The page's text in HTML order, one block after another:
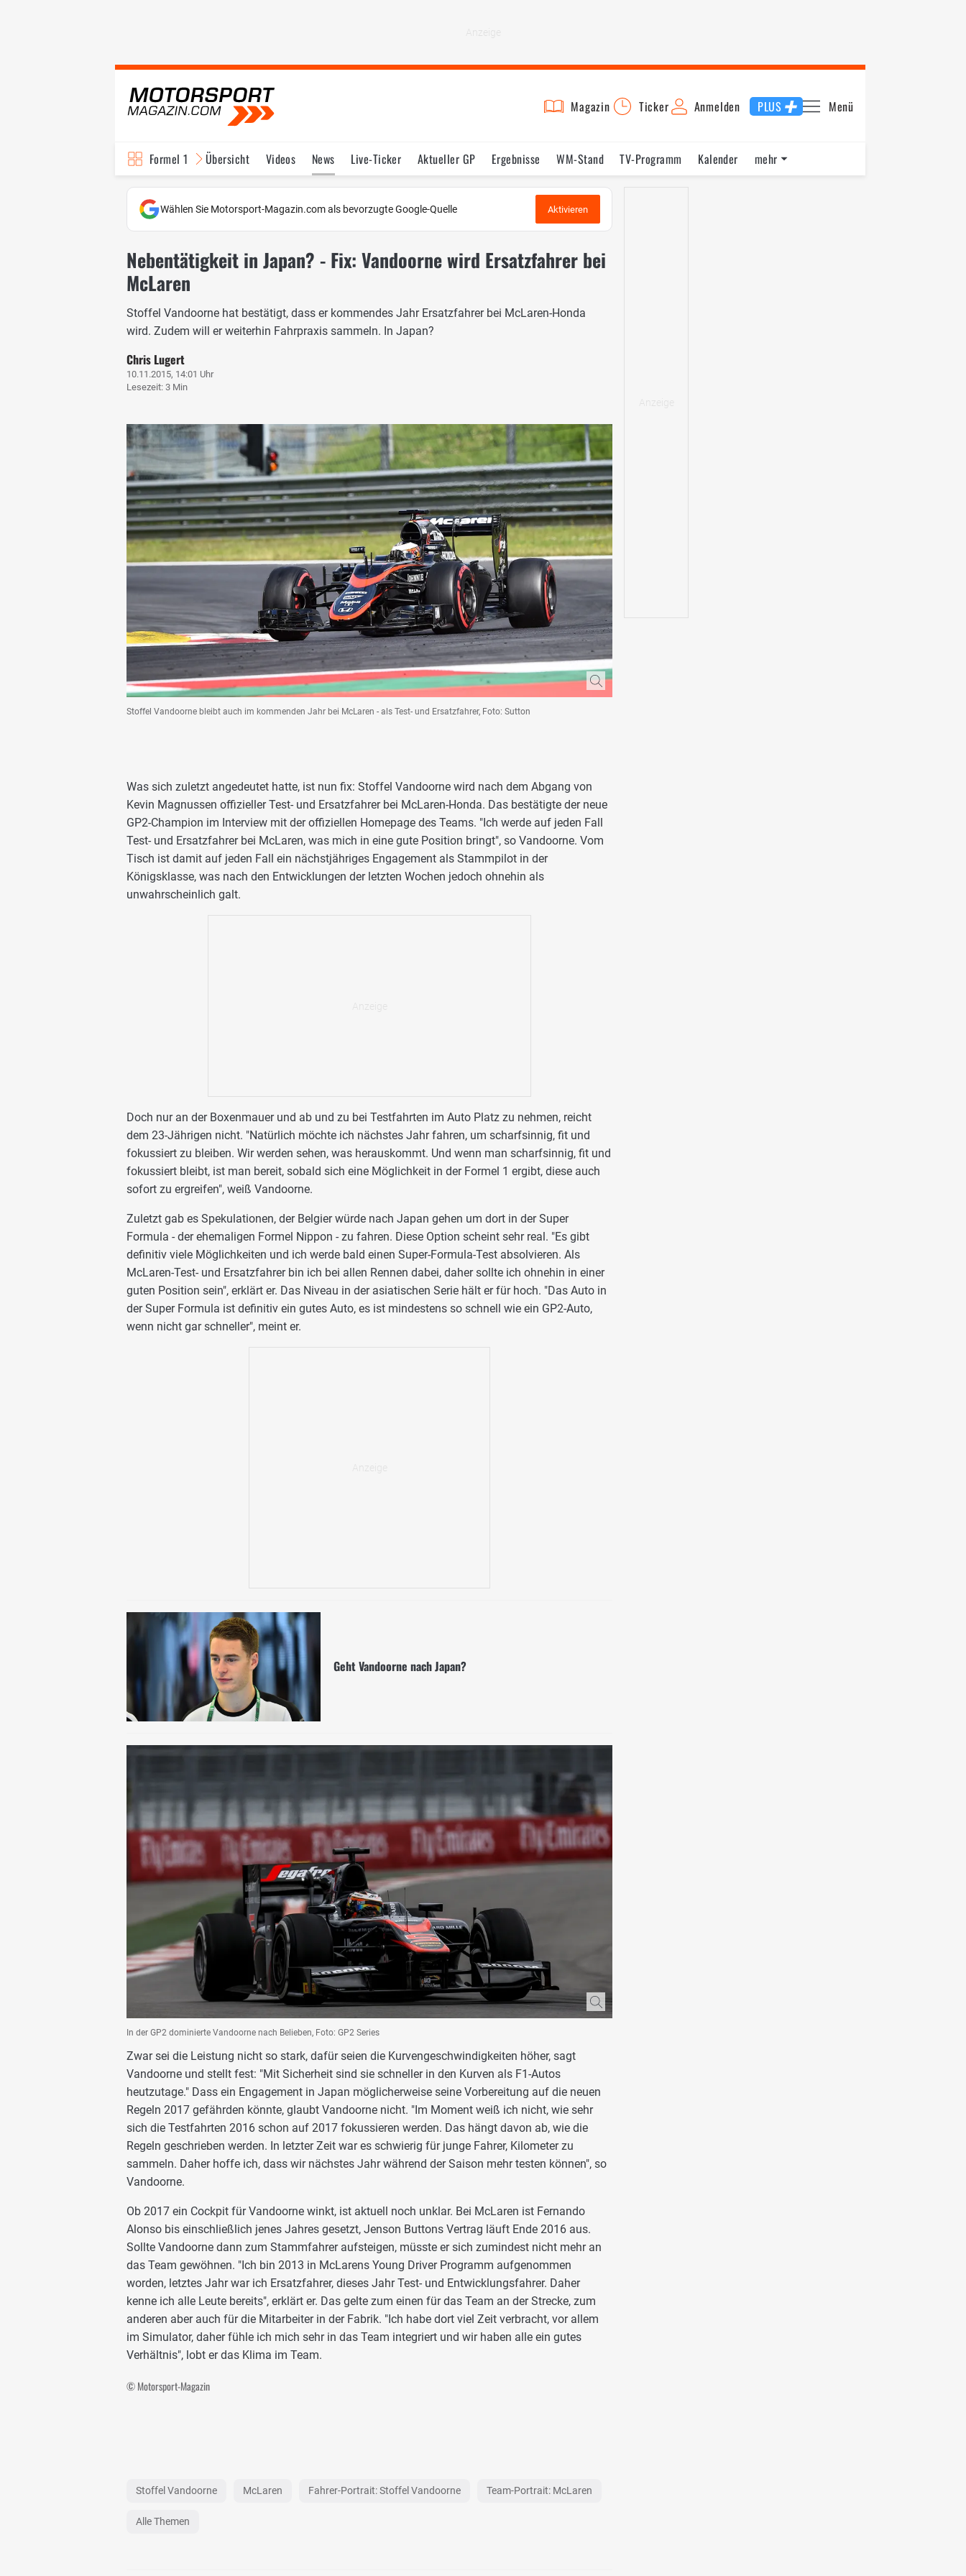
Magazin Ticker Anmelden PLUS Menü
Formel 1 Übersicht Videos News Live-Ticker Aktueller GP Ergebnisse WM-Stand TV-Programm
Kalender
Fahrer & Teams
Bilder Termine Statistik Testfahrten Reglement Lexikon
mehr
Wählen Sie Motorsport-Magazin.com als bevorzugte Google-Quelle Aktivieren
Nebentätigkeit in Japan? - Fix: Vandoorne wird Ersatzfahrer bei
McLaren
Stoffel Vandoorne hat bestätigt, dass er kommendes Jahr Ersatzfahrer bei McLaren-Honda
wird. Zudem will er weiterhin Fahrpraxis sammeln. In Japan?
Chris Lugert
10.11.2015, 14:01 Uhr
Lesezeit: 3 Min
Stoffel Vandoorne bleibt auch im kommenden Jahr bei McLaren - als Test- und Ersatzfahrer, Foto: Sutton
Was sich zuletzt angedeutet hatte, ist nun fix: Stoffel Vandoorne wird nach dem Abgang von
Kevin Magnussen offizieller Test- und Ersatzfahrer bei McLaren-Honda. Das bestätigte der neue
GP2-Champion im Interview mit der offiziellen Homepage des Teams. "Ich werde auf jeden Fall
Test- und Ersatzfahrer bei McLaren, was mich in eine gute Position bringt", so Vandoorne. Vom
Tisch ist damit auf jeden Fall ein nächstjähriges Engagement als Stammpilot in der
Königsklasse, was nach den Entwicklungen der letzten Wochen jedoch ohnehin als
unwahrscheinlich galt.
Doch nur an der Boxenmauer und ab und zu bei Testfahrten im Auto Platz zu nehmen, reicht
dem 23-Jährigen nicht. "Natürlich möchte ich nächstes Jahr fahren, um scharfsinnig, fit und
fokussiert zu bleiben. Wir werden sehen, was herauskommt. Und wenn man scharfsinnig, fit und
fokussiert bleibt, ist man bereit, sobald sich eine Möglichkeit in der Formel 1 ergibt, diese auch
sofort zu ergreifen", weiß Vandoorne.
Zuletzt gab es Spekulationen, der Belgier würde nach Japan gehen um dort in der Super
Formula - der ehemaligen Formel Nippon - zu fahren. Diese Option scheint sehr real. "Es gibt
definitiv viele Möglichkeiten und ich werde bald einen Super-Formula-Test absolvieren. Als
McLaren-Test- und Ersatzfahrer bin ich bei allen Rennen dabei, daher sollte ich ohnehin in einer
guten Position sein", erklärt er. Das Niveau in der asiatischen Serie hält er für hoch. "Das Auto in
der Super Formula ist definitiv ein gutes Auto, es ist mindestens so schnell wie ein GP2-Auto,
wenn nicht gar schneller", meint er.
Geht Vandoorne nach Japan?
In der GP2 dominierte Vandoorne nach Belieben, Foto: GP2 Series
Zwar sei die Leistung nicht so stark, dafür seien die Kurvengeschwindigkeiten höher, sagt
Vandoorne und stellt fest: "Mit Sicherheit sind sie schneller in den Kurven als F1-Autos
heutzutage." Dass ein Engagement in Japan möglicherweise seine Vorbereitung auf die neuen
Regeln 2017 gefährden könnte, glaubt Vandoorne nicht. "Im Moment weiß ich nicht, wie sehr
sich die Testfahrten 2016 schon auf 2017 fokussieren werden. Das hängt davon ab, wie die
Regeln geschrieben werden. In letzter Zeit war es schwierig für junge Fahrer, Kilometer zu
sammeln. Daher hoffe ich, dass wir nächstes Jahr während der Saison mehr testen können", so
Vandoorne.
Ob 2017 ein Cockpit für Vandoorne winkt, ist aktuell noch unklar. Bei McLaren ist Fernando
Alonso bis einschließlich jenes Jahres gesetzt, Jenson Buttons Vertrag läuft Ende 2016 aus.
Sollte Vandoorne dann zum Stammfahrer aufsteigen, müsste er sich zumindest nicht mehr an
das Team gewöhnen. "Ich bin 2013 in McLarens Young Driver Programm aufgenommen
worden, letztes Jahr war ich Ersatzfahrer, dieses Jahr Test- und Entwicklungsfahrer. Daher
kenne ich alle Leute bereits", erklärt er. Das gelte zum einen für das Team an der Strecke, zum
anderen aber auch für die Mitarbeiter in der Fabrik. "Ich habe dort viel Zeit verbracht, vor allem
im Simulator, daher fühle ich mich sehr in das Team integriert und wir haben alle ein gutes
Verhältnis", lobt er das Klima im Team.
© Motorsport-Magazin
Stoffel Vandoorne McLaren Fahrer-Portrait: Stoffel Vandoorne Team-Portrait: McLaren
Alle Themen